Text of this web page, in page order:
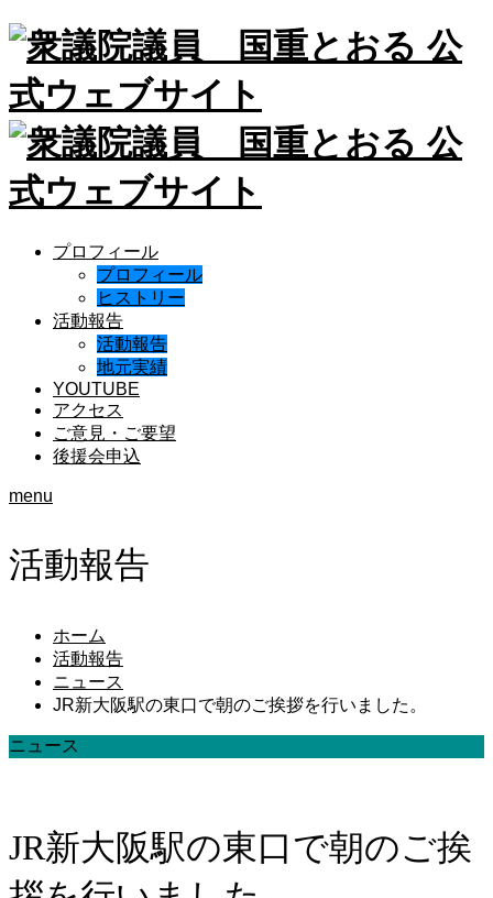
プロフィール
プロフィール
ヒストリー
活動報告
活動報告
地元実績
YOUTUBE
アクセス
ご意見・ご要望
後援会申込
menu
活動報告
ホーム
活動報告
ニュース
JR新大阪駅の東口で朝のご挨拶を行いました。
ニュース
JR新大阪駅の東口で朝のご挨